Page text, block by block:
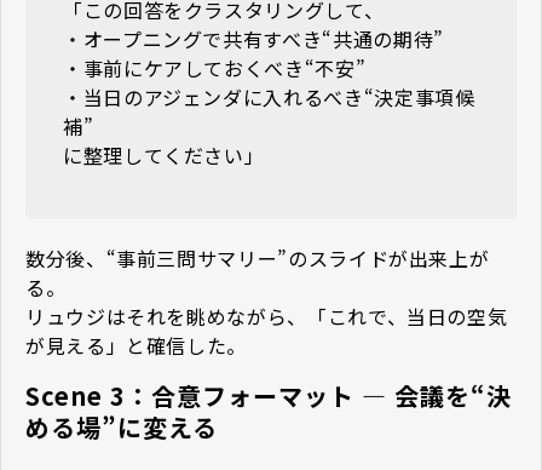
「この回答をクラスタリングして、
・オープニングで共有すべき“共通の期待”
・事前にケアしておくべき“不安”
・当日のアジェンダに入れるべき“決定事項候
補”
に整理してください」
数分後、“事前三問サマリー”のスライドが出来上が
る。
リュウジはそれを眺めながら、「これで、当日の空気
が見える」と確信した。
Scene 3：合意フォーマット — 会議を“決
める場”に変える